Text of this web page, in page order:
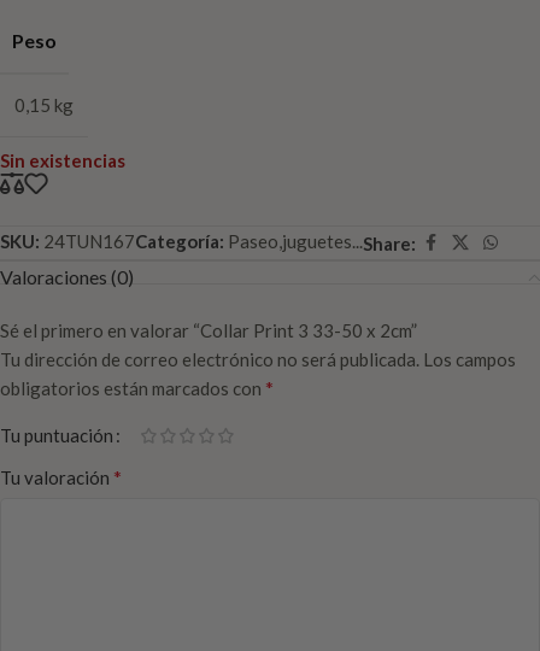
Peso
0,15 kg
Sin existencias
SKU: 24TUN167Categoría: Paseo,juguetes...Share:
Valoraciones (0)
Sé el primero en valorar “Collar Print 3 33-50 x 2cm”
Tu dirección de correo electrónico no será publicada. Los campos
obligatorios están marcados con *
Tu puntuación
Tu valoración *